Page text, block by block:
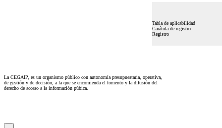
Tabla de aplicabilidad
Carátula de registro
Registro
La CEGAIP, es un organismo público con autonomía presupuestaria, operativa,
de gestión y de decisión, a la que se encomienda el fomento y la difusión del
derecho de acceso a la información púbica.